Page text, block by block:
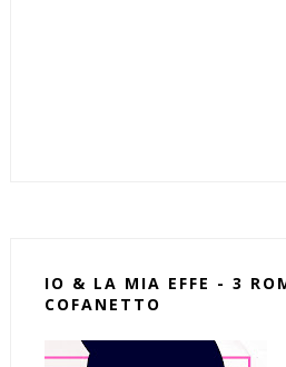
IO & LA MIA EFFE - 3
COFANETTO